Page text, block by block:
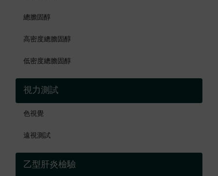
總膽固醇
高密度總膽固醇
低密度總膽固醇
視力測試
色視覺
遠視測試
乙型肝炎檢驗